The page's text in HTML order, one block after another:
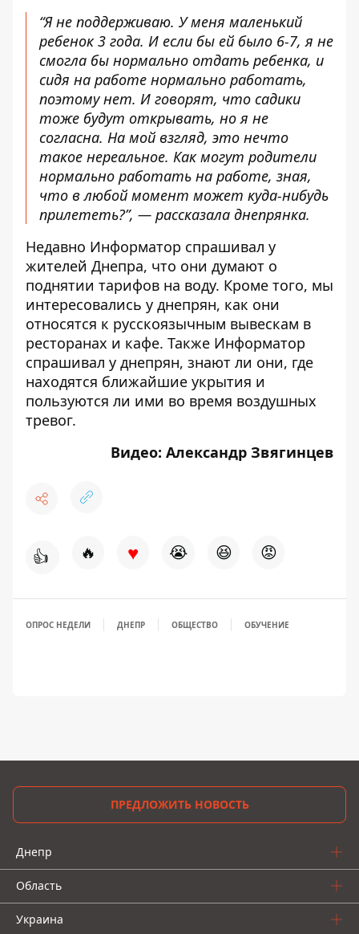
“Я не поддерживаю. У меня маленький
ребенок 3 года. И если бы ей было 6-7, я не
смогла бы нормально отдать ребенка, и
сидя на работе нормально работать,
поэтому нет. И говорят, что садики
тоже будут открывать, но я не
согласна. На мой взгляд, это нечто
такое нереальное. Как могут родители
нормально работать на работе, зная,
что в любой момент может куда-нибудь
прилететь?”, — рассказала днепрянка.
Недавно Информатор спрашивал у
жителей Днепра, что они думают о
поднятии тарифов на воду. Кроме того, мы
интересовались у днепрян, как они
относятся к русскоязычным вывескам в
ресторанах и кафе. Также Информатор
спрашивал у днепрян, знают ли они, где
находятся ближайшие укрытия и
пользуются ли ими во время воздушных
тревог.
Видео: Александр Звягинцев
👍 🔥 ♥ 😭 😆 😡
ОПРОС НЕДЕЛИ ДНЕПР ОБЩЕСТВО ОБУЧЕНИЕ
ПРЕДЛОЖИТЬ НОВОСТЬ
Днепр
Область
Украина